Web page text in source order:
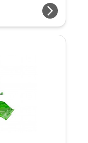
arrow_forward_ios